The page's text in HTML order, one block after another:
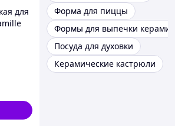
для
Форма для пиццы
Формы для выпечки
Посуда для духовки
Керамические кастрюли